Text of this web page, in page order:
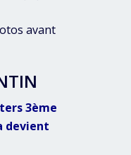
avant
3ème
devient